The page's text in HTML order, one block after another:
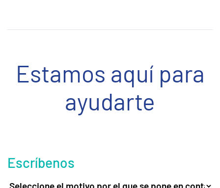
Estamos aquí para
ayudarte
Escríbenos